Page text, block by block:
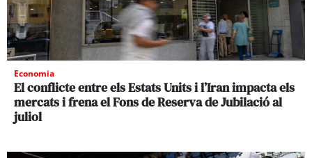
Economia
El conflicte entre els Estats Units i l’Iran impacta els
mercats i frena el Fons de Reserva de Jubilació al
juliol